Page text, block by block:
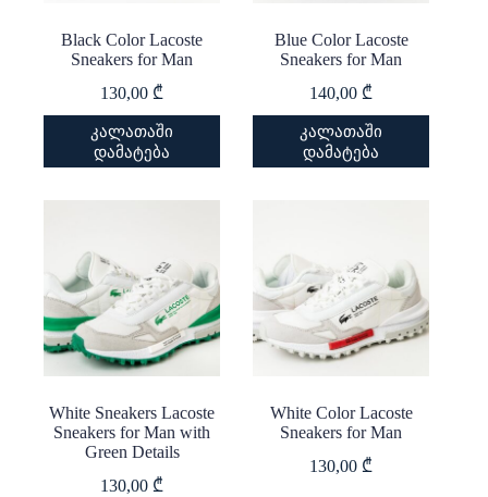
Black Color Lacoste
Sneakers for Man
130,00 ₾
კალათაში
დამატება
This
product
has
variants.
be
chosen
on
the
product
page
Blue Color Lacoste
Sneakers for Man
140,00 ₾
კალათაში
დამატება
This
product
has
may
be
chosen
on
the
product
White Sneakers Lacoste
Sneakers for Man with
Green Details
130,00₾
White Color Lacoste
Sneakers for Man
130,00₾